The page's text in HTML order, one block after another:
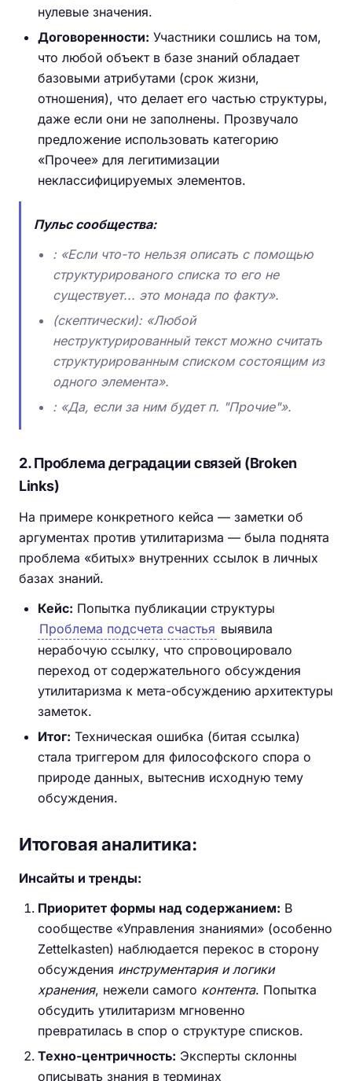
нулевые значения.
Договоренности: Участники сошлись на том,
что любой объект в базе знаний обладает
базовыми атрибутами (срок жизни,
отношения), что делает его частью структуры,
даже если они не заполнены. Прозвучало
предложение использовать категорию
«Прочее» для легитимизации
неклассифицируемых элементов.
Пульс сообщества:
: «Если что-то нельзя описать с помощью
структурированого списка то его не
существует... это монада по факту».
(скептически): «Любой
неструктурированный текст можно считать
структурированным списком состоящим из
одного элемента».
: «Да, если за ним будет п. "Прочие"».
2. Проблема деградации связей (Broken
Links)
На примере конкретного кейса — заметки об
аргументах против утилитаризма — была поднята
проблема «битых» внутренних ссылок в личных
базах знаний.
Кейс: Попытка публикации структуры
Проблема подсчета счастья выявила
нерабочую ссылку, что спровоцировало
переход от содержательного обсуждения
утилитаризма к мета-обсуждению архитектуры
заметок.
Итог: Техническая ошибка (битая ссылка)
стала триггером для философского спора о
природе данных, вытеснив исходную тему
обсуждения.
Итоговая аналитика:
Инсайты и тренды:
Приоритет формы над содержанием: В
сообществе «Управления знаниями» (особенно
Zettelkasten) наблюдается перекос в сторону
обсуждения инструментария и логики
хранения, нежели самого контента. Попытка
обсудить утилитаризм мгновенно
превратилась в спор о структуре списков.
Техно-центричность: Эксперты склонны
описывать знания в терминах